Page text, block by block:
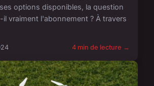
options disponibles, la question
il vraiment l'abonnement ? À travers
4 min de lecture →